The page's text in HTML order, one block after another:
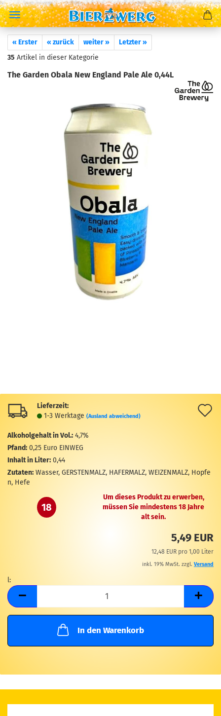
« Erster « zurück weiter »
Letzter »
35 Artikel in dieser Kategorie
The Garden Obala New England Pale Ale 0,44L
Lieferzeit:
1-3 Werktage (Ausland abweichend)
Alkoholgehalt in Vol.: 4,7%
Pfand: 0,25 Euro EINWEG
Inhalt in Liter: 0,44
Zutaten: Wasser, GERSTENMALZ, HAFERMALZ, WEIZENMALZ, Hopfe
n, Hefe
18
Um dieses Produkt zu erwerben,
müssen Sie mindestens 18 Jahre
alt sein.
5,49 EUR
12,48 EUR pro 1,00 Liter
inkl. 19% MwSt. zzgl. Versand
l:
l
In den Warenkorb